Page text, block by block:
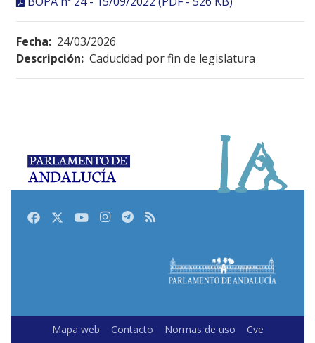
Fecha: 24/03/2026
Descripción: Caducidad por fin de legislatura
FacebookTwitterYoutubeInstagram
Telegram
RSS
Mapa web Contacto Normas de uso
Cve